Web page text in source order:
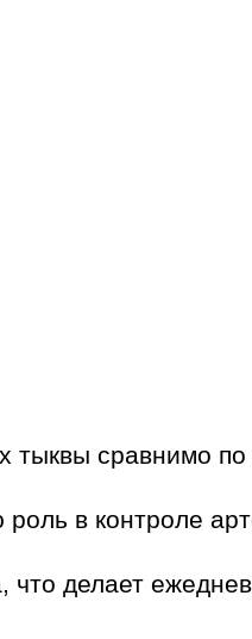
сравнимо
в контроле
делает